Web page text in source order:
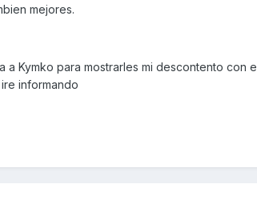
mejores.
Kymko para mostrarles mi descontento con el
informando